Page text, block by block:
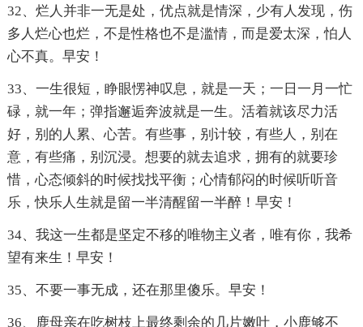
32、烂人并非一无是处，优点就是情深，少有人发现，伤
多人烂心也烂，不是性格也不是滥情，而是爱太深，怕人
心不真。早安！
33、一生很短，睁眼愣神叹息，就是一天；一日一月一忙
碌，就一年；弹指邂逅奔波就是一生。活着就该尽力活
好，别的人累、心苦。有些事，别计较，有些人，别在
意，有些痛，别沉浸。想要的就去追求，拥有的就要珍
惜，心态倾斜的时候找找平衡；心情郁闷的时候听听音
乐，快乐人生就是留一半清醒留一半醉！早安！
34、我这一生都是坚定不移的唯物主义者，唯有你，我希
望有来生！早安！
35、不要一事无成，还在那里傻乐。早安！
36、鹿母亲在吃树枝上最终剩余的几片嫩叶，小鹿够不